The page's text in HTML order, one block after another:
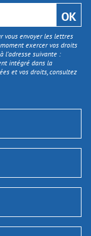
vous envoyer les lettres
exercer vos droits
l’adresse suivante :
intégré dans la
et vos droits, consultez